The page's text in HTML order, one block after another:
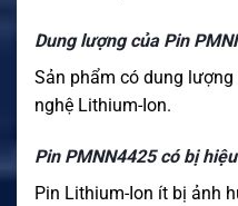
Dung lượng của Pin
Sản phẩm có dung
nghệ Lithium-Ion.
Pin PMNN4425 có bị
Pin Lithium-Ion ít bị ảnh